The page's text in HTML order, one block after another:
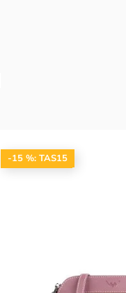
-15 %: TAS15